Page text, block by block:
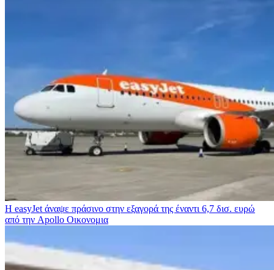
Η easyJet άναψε πράσινο στην εξαγορά της έναντι 6,7 δισ. ευρώ
από την Apollo Οικονομια